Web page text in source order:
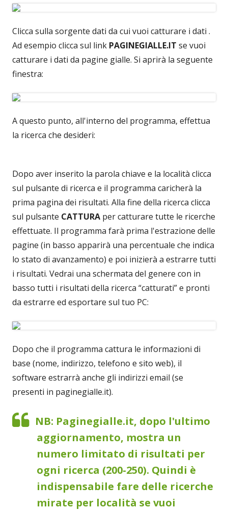
Clicca sulla sorgente dati da cui vuoi catturare i dati .
Ad esempio clicca sul link PAGINEGIALLE.IT se vuoi
catturare i dati da pagine gialle. Si aprirà la seguente
finestra:
A questo punto, all'interno del programma, effettua
la ricerca che desideri:
Dopo aver inserito la parola chiave e la località clicca
sul pulsante di ricerca e il programma caricherà la
prima pagina dei risultati. Alla fine della ricerca clicca
sul pulsante CATTURA per catturare tutte le ricerche
effettuate. Il programma farà prima l'estrazione delle
pagine (in basso apparirà una percentuale che indica
lo stato di avanzamento) e poi inizierà a estrarre tutti
i risultati. Vedrai una schermata del genere con in
basso tutti i risultati della ricerca “catturati” e pronti
da estrarre ed esportare sul tuo PC:
Dopo che il programma cattura le informazioni di
base (nome, indirizzo, telefono e sito web), il
software estrarrà anche gli indirizzi email (se
presenti in paginegialle.it).
NB: Paginegialle.it, dopo l'ultimo
aggiornamento, mostra un
numero limitato di risultati per
ogni ricerca (200-250). Quindi è
indispensabile fare delle ricerche
mirate per località se vuoi